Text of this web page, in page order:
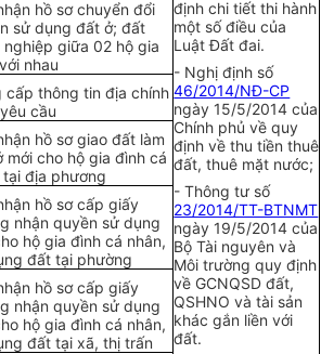
định chi tiết thi hành
một số điều của
Luật Đất đai.
- Nghị định số
46/2014/NĐ-CP
ngày 15/5/2014 của
Chính phủ về quy
định về thu tiền thuê
đất, thuê mặt nước;
- Thông tư số
23/2014/TT-BTNMT
ngày 19/5/2014 của
Bộ Tài nguyên và
Môi trường quy định
về GCNQSD đất,
QSHNO và tài sản
khác gắn liền với
đất.
hồ sơ chuyển đổi
sử dụng đất ở; đất
nghiệp giữa 02 hộ gia
nhau
cấp thông tin địa chính
cầu
hồ sơ giao đất làm
mới cho hộ gia đình cá
tại địa phương
hồ sơ cấp giấy
nhận quyền sử dụng
hộ gia đình cá nhân,
đất tại phường
hồ sơ cấp giấy
nhận quyền sử dụng
hộ gia đình cá nhân,
đất tại xã, thị trấn